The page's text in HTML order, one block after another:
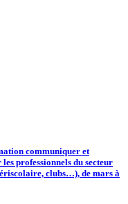
communiquer et
professionnels du secteur
clubs…), de mars à